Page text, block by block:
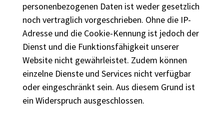
personenbezogenen Daten ist weder gesetzlich
noch vertraglich vorgeschrieben. Ohne die IP-
Adresse und die Cookie-Kennung ist jedoch der
Dienst und die Funktionsfähigkeit unserer
Website nicht gewährleistet. Zudem können
einzelne Dienste und Services nicht verfügbar
oder eingeschränkt sein. Aus diesem Grund ist
ein Widerspruch ausgeschlossen.